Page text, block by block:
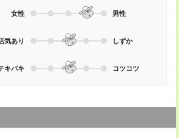
女性 男性
気あり しずか
キパキ コツコツ